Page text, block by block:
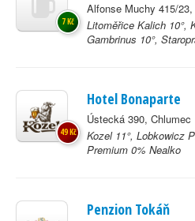
Alfonse Muchy 415/
Litoměřice Kalich 10°,
Gambrinus 10°,
7 Kč
Hotel Bonaparte
Ústecká 390, Chlumec
Kozel 11°, Lobkowicz
Premium 0% Nealko
49 Kč
Penzion Tokáň